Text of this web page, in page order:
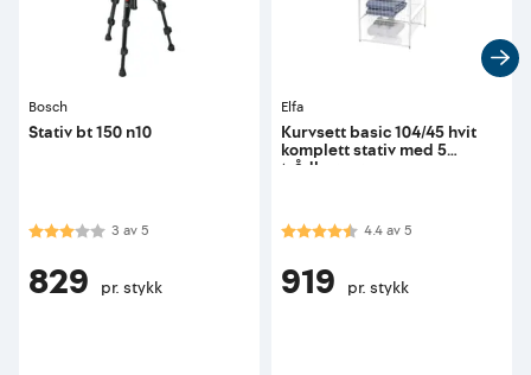
Bosch
Stativ bt 150 n10
Karakter:3.0 av 5 mulige
3 av5
829 pr. stykk
Elfa
Kurvsett basic 104/45 hvit
komplett stativ med 5
trådkurver
Karakter:4.4 av 5 mulige
4.4av5
919 pr. stykk